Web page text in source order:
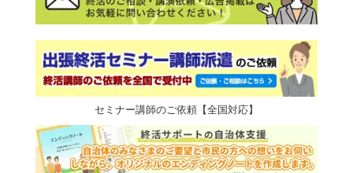
セミナー講師のご依頼【全国対応】